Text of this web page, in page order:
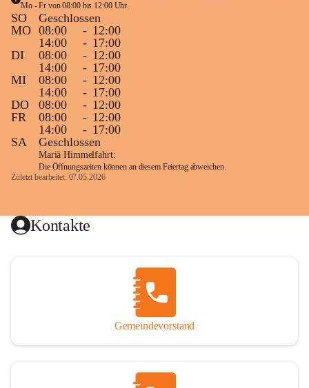
Mo - Fr von 08:00 bis 12:00 Uhr.
SO
Geschlossen
MO 08:00 - 12:00
14:00
- 17:00
DI
08:00 - 12:00
14:00
- 17:00
MI
08:00 - 12:00
14:00
- 17:00
DO
08:00 - 12:00
FR
08:00 - 12:00
14:00
- 17:00
SA
Geschlossen
Mariä Himmelfahrt:
Die Öffnungszeiten können an diesem Feiertag abweichen.
Zuletzt bearbeitet: 07.05.2026
Kontakte
Gemeindevorstand